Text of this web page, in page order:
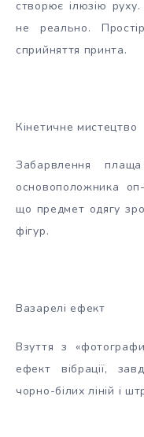
створює ілюзію
не реально.
сприйняття принта.
Кінетичне мистецтво
Забарвлення
основоположника
що предмет одягу
фігур.
Вазарелі ефект
Взуття з
ефект вібрації,
чорно-білих ліній і